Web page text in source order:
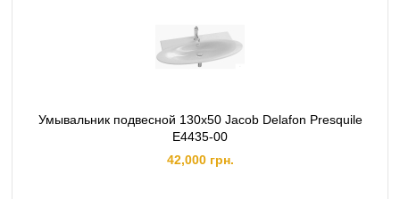
Умывальник подвесной 130x50 Jacob Delafon Presquile
E4435-00
42,000 грн.